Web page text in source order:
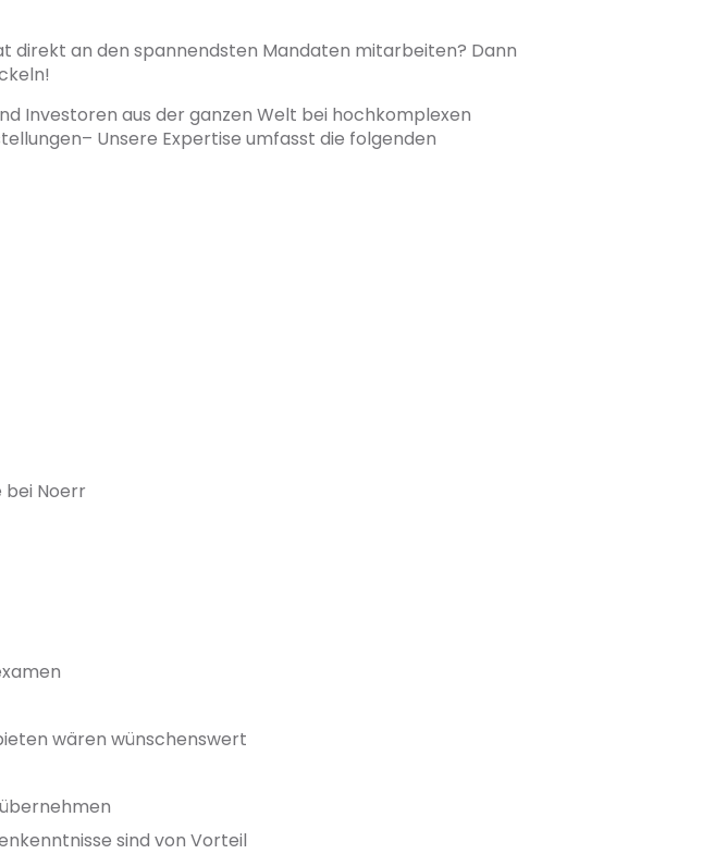
direkt an den spannendsten Mandaten mitarbeiten? Dann
Investoren aus der ganzen Welt bei hochkomplexen
Unsere Expertise umfasst die folgenden
bei Noerr
wären wünschenswert
sind von Vorteil